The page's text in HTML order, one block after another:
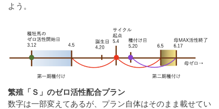
よう。
繁殖「Ｓ」のゼロ活性配合プラン
数字は一部変えてあるが、プラン自体はそのまま載せてい